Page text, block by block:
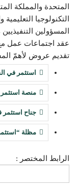
المتحدة والمملكة
التكنولوجيا
المسؤولين
عقد اجتماعات عمل
تقديم عروض لأهمّ
استثمر في
منصة
جناح استثمر
مظلة
الرابط المختصر :